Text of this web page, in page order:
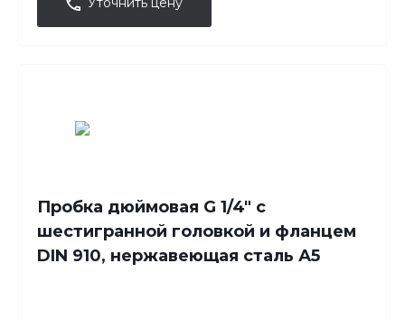
Пробка дюймовая G 1/4" с
шестигранной головкой и фланцем
DIN 910, нержавеющая сталь А5